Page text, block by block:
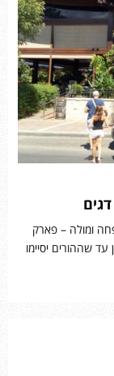
ומולה – פארק
שההורים יסיימו